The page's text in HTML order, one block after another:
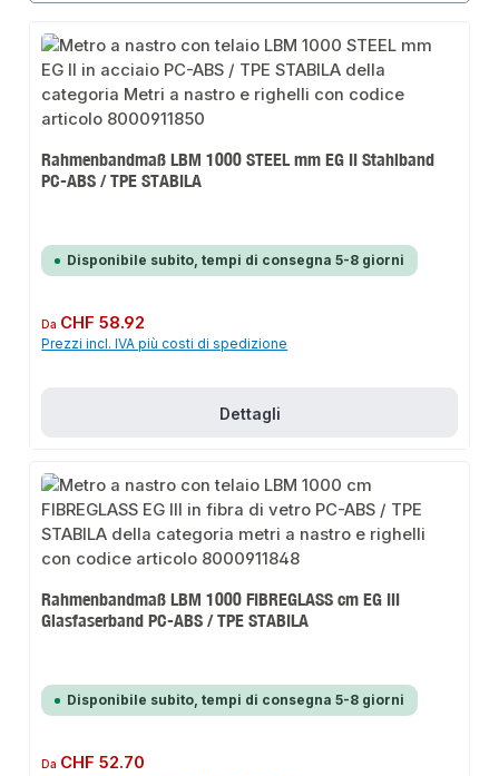
Rahmenbandmaß LBM 1000 STEEL mm EG II Stahlband
PC-ABS / TPE STABILA
Disponibile subito, tempi di consegna 5-8 giorni
Prezzo normale:
Da CHF 58.92
Prezzi incl. IVA più costi di spedizione
Dettagli
Rahmenbandmaß LBM 1000 FIBREGLASS cm EG III
Glasfaserband PC-ABS / TPE STABILA
Disponibile subito, tempi di consegna 5-8 giorni
Prezzo normale:
Da CHF 52.70